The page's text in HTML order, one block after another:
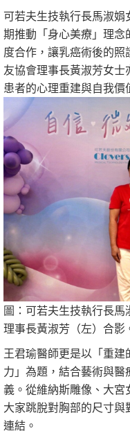
可若夫生技執行長馬淑
期推動「身心美療」理
度合作，讓乳癌術後的
友協會理事長黃淑芳女
患者的心理重建與自我價
圖：可若夫生技執行長
理事長黃淑芳（左）合影
王君瑜醫師更是以「重
力」為題，結合藝術與
義。從維納斯雕像、大
大家跳脫對胸部的尺寸
連結。